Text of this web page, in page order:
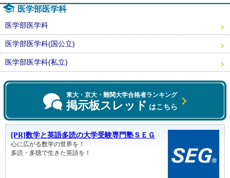
医学部医学科
医学部医学科
医学部医学科(国公立)
医学部医学科(私立)
東大・京大・難関大学合格者ランキング
掲示板スレッド はこちら